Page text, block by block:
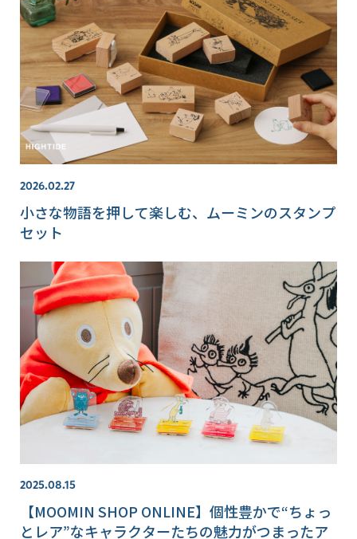
2026.02.27
小さな物語を押して楽しむ、ムーミンのスタンプ
セット
2025.08.15
【MOOMIN SHOP ONLINE】個性豊かで“ちょっ
とレア”なキャラクターたちの魅力がつまったア